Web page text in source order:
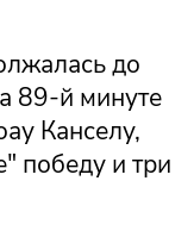
до
89-й минуте
Канселу,
победу и три